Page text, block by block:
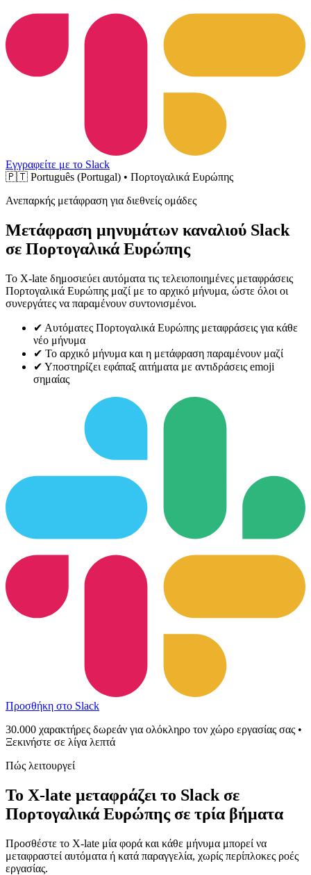
Εγγραφείτε με το Slack
🇵🇹 Português (Portugal) • Πορτογαλικά Ευρώπης
Ανεπαρκής μετάφραση για διεθνείς ομάδες
Μετάφραση μηνυμάτων καναλιού Slack
σε Πορτογαλικά Ευρώπης
Το X-late δημοσιεύει αυτόματα τις τελειοποιημένες μεταφράσεις
Πορτογαλικά Ευρώπης μαζί με το αρχικό μήνυμα, ώστε όλοι οι
συνεργάτες να παραμένουν συντονισμένοι.
✔ Αυτόματες Πορτογαλικά Ευρώπης μεταφράσεις για κάθε
νέο μήνυμα
✔ Το αρχικό μήνυμα και η μετάφραση παραμένουν μαζί
✔ Υποστηρίζει εφάπαξ αιτήματα με αντιδράσεις emoji
σημαίας
Προσθήκη στο Slack
30.000 χαρακτήρες δωρεάν για ολόκληρο τον χώρο εργασίας σας •
Ξεκινήστε σε λίγα λεπτά
Πώς λειτουργεί
Το X-late μεταφράζει το Slack σε
Πορτογαλικά Ευρώπης σε τρία βήματα
Προσθέστε το X-late μία φορά και κάθε μήνυμα μπορεί να
μεταφραστεί αυτόματα ή κατά παραγγελία, χωρίς περίπλοκες ροές
εργασίας.